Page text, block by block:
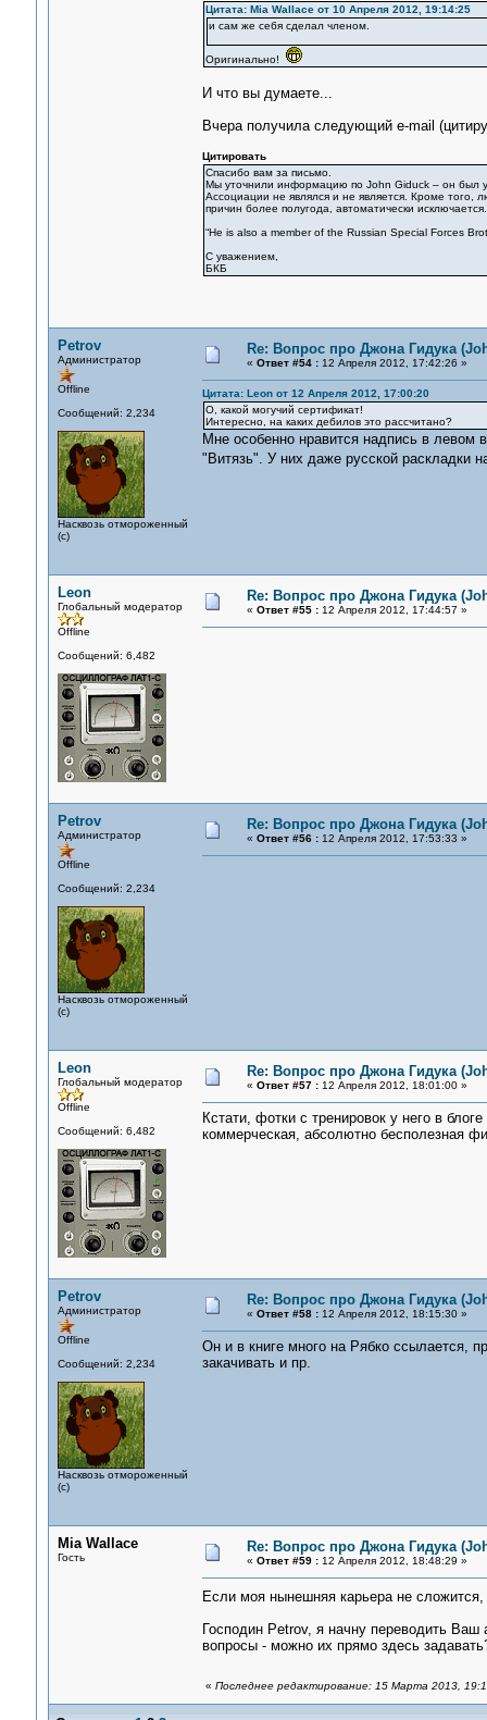
Цитата: Mia Wallace от 10 Апреля 2012, 19:14:25
и сам же себя сделал членом.
Оригинально!
И что вы думаете...
Вчера получила следующий e-mail
Цитировать
Спасибо вам за письмо.
Мы уточнили информацию по John Giduck – он был
Ассоциации не являлся и не является. Кроме того,
причин более полугода, автоматически
“He is also a member of the Russian Special Forces
С уважением,
БКБ
Petrov
Администратор
Offline
Сообщений: 2,234
Насквозь отмороженный
(с)
Re: Вопрос про Джона Гидука
« Ответ #54 :12 Апреля 2012, 17:42:26 »
Цитата: Leon от 12 Апреля 2012, 17:00:20
О, какой могучий сертификат!
Интересно, на каких дебилов это рассчитано?
Мне особенно нравится надпись в левом
"Витязь". У них даже русской раскладки
Leon
Глобальный модератор
Offline
Сообщений: 6,482
Re: Вопрос про Джона Гидука
« Ответ #55 :12 Апреля 2012, 17:44:57 »
Petrov
Администратор
Offline
Сообщений: 2,234
Насквозь отмороженный
(с)
Re: Вопрос про Джона Гидука
« Ответ #56 :12 Апреля 2012, 17:53:33 »
Leon
Глобальный модератор
Offline
Сообщений: 6,482
Re: Вопрос про Джона Гидука
« Ответ #57 :12 Апреля 2012, 18:01:00 »
Кстати, фотки с тренировок у него в
коммерческая, абсолютно бесполезная
Petrov
Администратор
Offline
Сообщений: 2,234
Насквозь отмороженный
(с)
Re: Вопрос про Джона Гидука
« Ответ #58 :12 Апреля 2012, 18:15:30 »
Он и в книге много на Рябко ссылается,
закачивать и пр.
Mia Wallace
Гость
Re: Вопрос про Джона Гидука
« Ответ #59 :12 Апреля 2012, 18:48:29 »
Если моя нынешняя карьера не
Господин Petrov, я начну переводить Ваш
вопросы - можно их прямо здесь
« Последнее редактирование: 15 Марта 2013,